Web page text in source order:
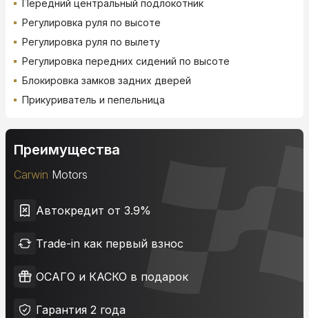
Передний центральный подлокотник
Регулировка руля по высоте
Регулировка руля по вылету
Регулировка передних сидений по высоте
Блокировка замков задних дверей
Прикуриватель и пепельница
Преимущества
Carwin Motors
Автокредит от 3.9%
Trade-in как первый взнос
ОСАГО и КАСКО в подарок
Гарантия 2 года